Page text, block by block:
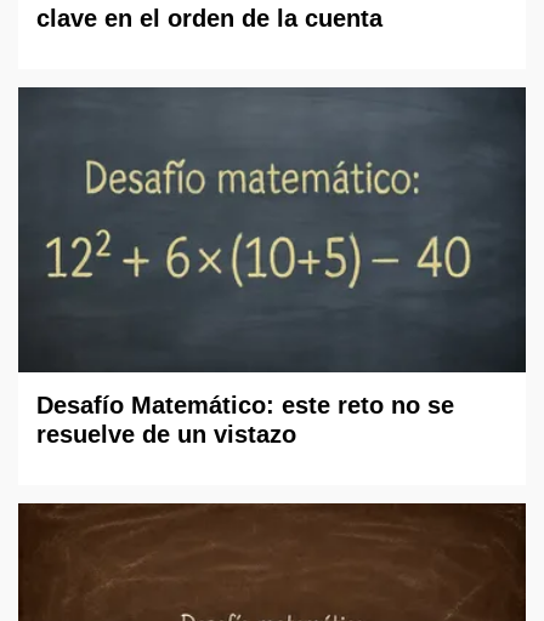
clave en el orden de la cuenta
Desafío Matemático: este reto no se
resuelve de un vistazo